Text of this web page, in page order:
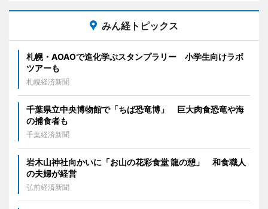
みん経トピックス
札幌・AOAOで進化学ぶスタンプラリー 小学生向けラボ
ツアーも
札幌経済新聞
千葉県立中央博物館で「ちば恐竜博」 巨大肉食恐竜や海
の捕食者も
千葉経済新聞
岩木山神社向かいに「お山の花彩食堂 龍の憩」 和食職人
の夫婦が経営
弘前経済新聞